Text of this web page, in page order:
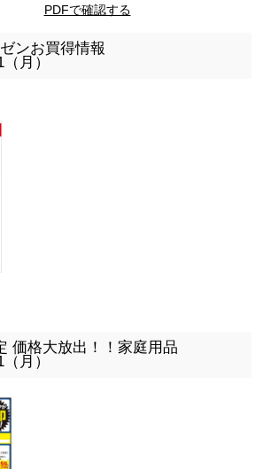
PDFで確認する
ンお買得情報
月）
価格大放出！！家庭用品
月）